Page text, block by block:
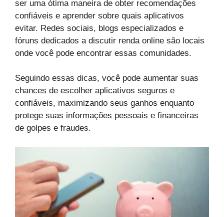
ser uma ótima maneira de obter recomendações
confiáveis e aprender sobre quais aplicativos
evitar. Redes sociais, blogs especializados e
fóruns dedicados a discutir renda online são locais
onde você pode encontrar essas comunidades.
Seguindo essas dicas, você pode aumentar suas
chances de escolher aplicativos seguros e
confiáveis, maximizando seus ganhos enquanto
protege suas informações pessoais e financeiras
de golpes e fraudes.